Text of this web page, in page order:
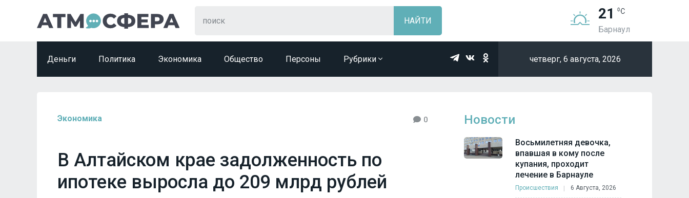
21
Барнаул
Деньги Политика Экономика Общество Персоны Рубрики четверг, 6 августа, 2026
Экономика 0
В Алтайском крае задолженность по
ипотеке выросла до 209 млрд рублей
Новости
Восьмилетняя девочка,
впавшая в кому после
купания, проходит
лечение в Барнауле
Происшествия 6 Августа, 2026